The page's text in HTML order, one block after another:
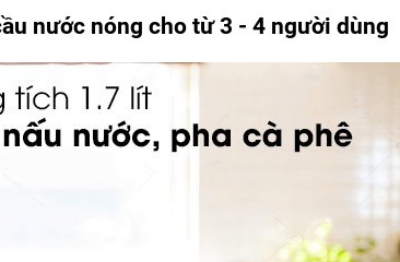
nước nóng cho từ 3 - 4 người dùng